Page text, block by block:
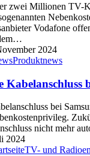
zwei Millionen TV-
Vodafone
2024
Produktnews
Kabelanschluss
bei
nicht mehr
2024
TV- und